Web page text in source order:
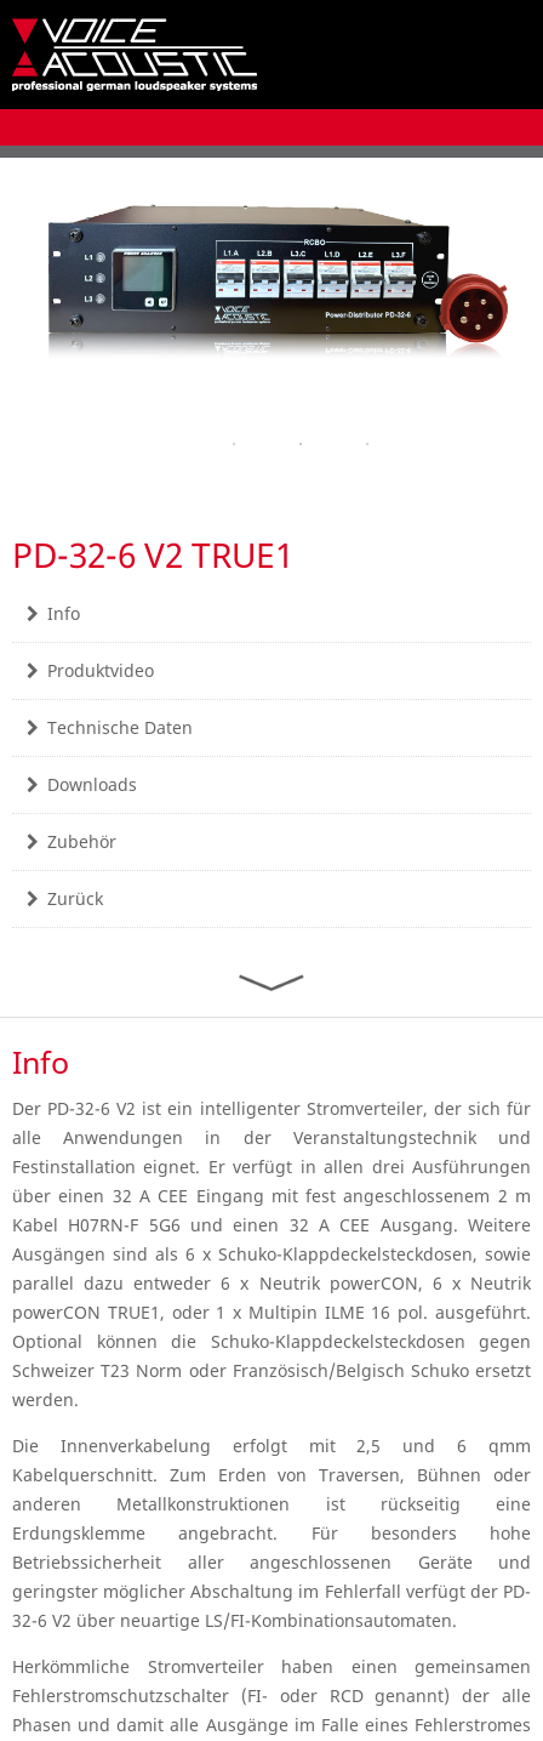
PD-32-6 V2 TRUE1
Info
Produktvideo
Technische Daten
Downloads
Zubehör
Zurück
Info
Der PD-32-6 V2 ist ein intelligenter Stromverteiler, der sich für
alle Anwendungen in der Veranstaltungstechnik und
Festinstallation eignet. Er verfügt in allen drei Ausführungen
über einen 32 A CEE Eingang mit fest angeschlossenem 2 m
Kabel H07RN-F 5G6 und einen 32 A CEE Ausgang. Weitere
Ausgängen sind als 6 x Schuko-Klappdeckelsteckdosen, sowie
parallel dazu entweder 6 x Neutrik powerCON, 6 x Neutrik
powerCON TRUE1, oder 1 x Multipin ILME 16 pol. ausgeführt.
Optional können die Schuko-Klappdeckelsteckdosen gegen
Schweizer T23 Norm oder Französisch/Belgisch Schuko ersetzt
werden.
Die Innenverkabelung erfolgt mit 2,5 und 6 qmm
Kabelquerschnitt. Zum Erden von Traversen, Bühnen oder
anderen Metallkonstruktionen ist rückseitig eine
Erdungsklemme angebracht. Für besonders hohe
Betriebssicherheit aller angeschlossenen Geräte und
geringster möglicher Abschaltung im Fehlerfall verfügt der PD-
32-6 V2 über neuartige LS/FI-Kombinationsautomaten.
Herkömmliche Stromverteiler haben einen gemeinsamen
Fehlerstromschutzschalter (FI- oder RCD genannt) der alle
Phasen und damit alle Ausgänge im Falle eines Fehlerstromes